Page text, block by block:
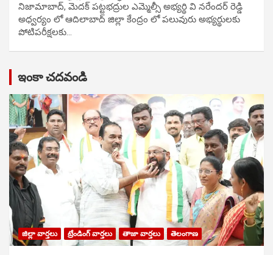
నిజామాబాద్, మెదక్ పట్టభద్రుల ఎమ్మెల్సీ అభ్యర్థి వి నరేందర్ రెడ్డి
అధ్వర్యం లో ఆదిలాబాద్ జిల్లా కేంద్రం లో పలువురు అభ్యర్థులకు
పోటిప‌రీక్ష‌ల‌కు…
ఇంకా చదవండి
జిల్లా వార్తలు ట్రేండింగ్ వార్తలు తాజా వార్తలు తెలంగాణ